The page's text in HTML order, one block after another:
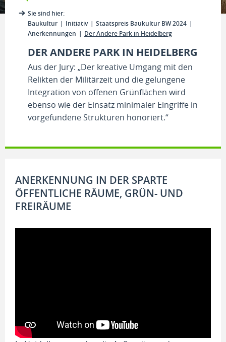
Sie sind hier:
Baukultur
Initiativ
Staatspreis Baukultur BW 2024
Anerkennungen
Der Andere Park in Heidelberg
DER ANDERE PARK IN HEIDELBERG
Aus der Jury: „Der kreative Umgang mit den
Relikten der Militärzeit und die gelungene
Integration von offenen Grünflächen wird
ebenso wie der Einsatz minimaler Eingriffe in
vorgefundene Strukturen honoriert.“
ANERKENNUNG IN DER SPARTE
ÖFFENTLICHE RÄUME, GRÜN- UND
FREIRÄUME